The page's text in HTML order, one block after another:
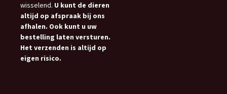
wisselend. U kunt de dieren
altijd op afspraak bij ons
afhalen. Ook kunt u uw
bestelling laten versturen.
Het verzenden is altijd op
eigen risico.